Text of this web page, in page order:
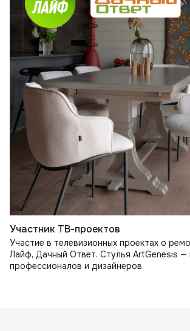
Участник ТВ-проектов
Участие в телевизионных проектах о
Лайф, Дачный Ответ. Стулья ArtGenesis —
профессионалов и дизайнеров.